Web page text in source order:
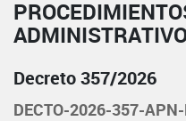
Decreto 357/2026
DECTO-2026-357-